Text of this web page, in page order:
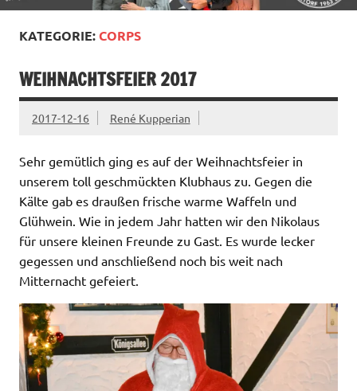
KATEGORIE:CORPS
WEIHNACHTSFEIER 2017
2017-12-16 René Kupperian
Sehr gemütlich ging es auf der Weihnachtsfeier in
unserem toll geschmückten Klubhaus zu. Gegen die
Kälte gab es draußen frische warme Waffeln und
Glühwein. Wie in jedem Jahr hatten wir den Nikolaus
für unsere kleinen Freunde zu Gast. Es wurde lecker
gegessen und anschließend noch bis weit nach
Mitternacht gefeiert.